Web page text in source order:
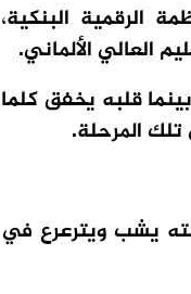
الرقمية البنكية،
العالي الألماني.
قلبه يخفق كلما
المرحلة.
الرباط، سنة 1982، لأسرة جعلته يشب ويترعرع في